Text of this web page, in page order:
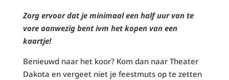
Zorg ervoor dat je minimaal een half uur van te
vore aanwezig bent ivm het kopen van een
kaartje!
Benieuwd naar het koor? Kom dan naar Theater
Dakota en vergeet niet je feestmuts op te zetten